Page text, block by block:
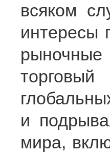
всяком
интересы
рыночные
торговый
и
мира,